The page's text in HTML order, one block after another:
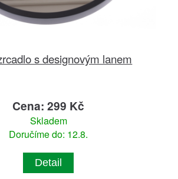
s designovým lanem
Cena: 299 Kč
Skladem
Doručíme do: 12.8.
Detail